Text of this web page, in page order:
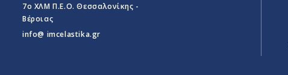
7o ΧΛΜ Π.E.O. Θεσσαλονίκης -
Βέροιας
info@ imcelastika.gr